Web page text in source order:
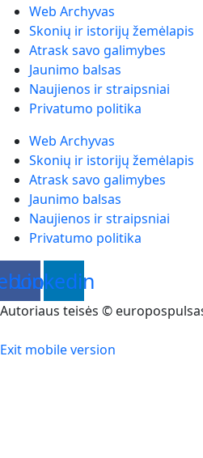
Web Archyvas
Skonių ir istorijų žemėlapis
Atrask savo galimybes
Jaunimo balsas
Naujienos ir straipsniai
Privatumo politika
Web Archyvas
Skonių ir istorijų žemėlapis
Atrask savo galimybes
Jaunimo balsas
Naujienos ir straipsniai
Privatumo politika
Linkedin
Autoriaus teisės ©
Exit mobile version